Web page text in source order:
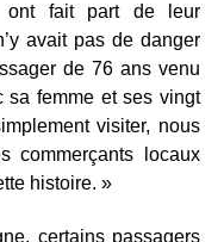
ont fait part de leur
avait pas de danger
de 76 ans venu
sa femme et ses vingt
visiter, nous
commerçants locaux
histoire. »
certains passagers